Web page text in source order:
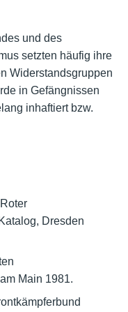
und des
setzten häufig ihre
Widerstandsgruppen
in Gefängnissen
inhaftiert bzw.
Dresden
Main 1981.